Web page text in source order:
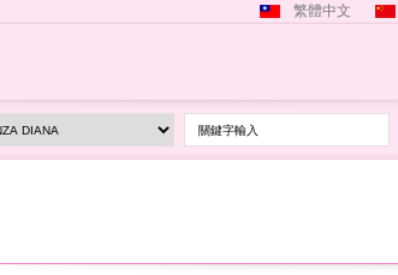
繁體中文
關鍵字輸入